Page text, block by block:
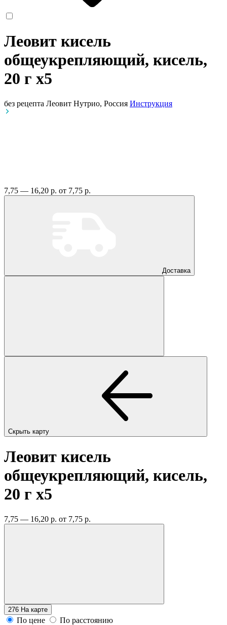
Леовит кисель
общеукрепляющий, кисель,
20 г x5
без рецепта Леовит Нутрио, Россия Инструкция
7,75 — 16,20 р. от 7,75 р.
Доставка
Скрыть карту
Леовит кисель
общеукрепляющий, кисель,
20 г x5
7,75 — 16,20 р. от 7,75 р.
276 На карте
По цене
По расстоянию